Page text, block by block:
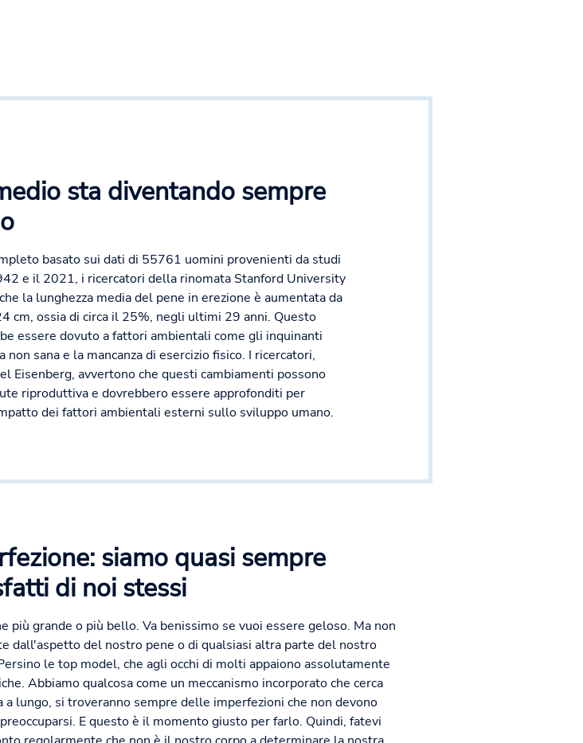
sta diventando sempre
basato sui dati di 55761 uomini provenienti da studi
e il 2021, i ricercatori della rinomata Stanford University
la lunghezza media del pene in erezione è aumentata da
cm, ossia di circa il 25%, negli ultimi 29 anni. Questo
essere dovuto a fattori ambientali come gli inquinanti
non sana e la mancanza di esercizio fisico. I ricercatori,
Eisenberg, avvertono che questi cambiamenti possono
riproduttiva e dovrebbero essere approfonditi per
dei fattori ambientali esterni sullo sviluppo umano.
siamo quasi sempre
di noi stessi
grande o più bello. Va benissimo se vuoi essere geloso. Ma non
dall'aspetto del nostro pene o di qualsiasi altra parte del nostro
le top model, che agli occhi di molti appaiono assolutamente
Abbiamo qualcosa come un meccanismo incorporato che cerca
lungo, si troveranno sempre delle imperfezioni che non devono
E questo è il momento giusto per farlo. Quindi, fatevi